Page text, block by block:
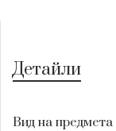
Детайли
Вид на предмета